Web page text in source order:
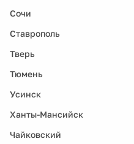
Сочи
Ставрополь
Тверь
Тюмень
Усинск
Ханты-Мансийск
Чайковский